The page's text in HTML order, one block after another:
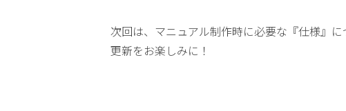
次回は、マニュアル制作時に必要な『仕様』に
更新をお楽しみに！